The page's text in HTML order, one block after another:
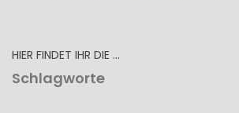
HIER FINDET IHR DIE …
Schlagworte